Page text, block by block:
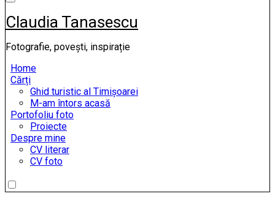
Claudia Tanasescu
Fotografie, povești, inspirație
Home
Cărți
Ghid turistic al Timișoarei
M-am întors acasă
Portofoliu foto
Proiecte
Despre mine
CV literar
CV foto